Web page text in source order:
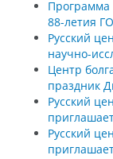
Программа
88-летия
Русский
научно-
Центр
праздник
Русский
Русский